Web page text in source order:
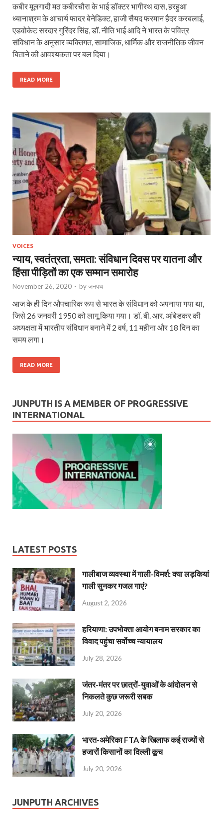
कबीर मूलगादी मठ कबीरचौरा के भाई डॉक्टर भागीरथ दास, हरहुआ
ध्यानाश्रम के आचार्य फादर बेनेडिक्ट, हाजी सैयद फरमान हैदर करबलाई,
एडवोकेट सरदार गुरिंदर सिंह, डॉ. नीति भाई आदि ने भारत के पवित्र
संविधान के अनुसार व्यक्तिगत, सामाजिक, धार्मिक और राजनीतिक जीवन
बिताने की आवश्यकता पर बल दिया।
READ MORE
VOICES
न्याय, स्वतंत्रता, समता: संविधान दिवस पर यातना और
हिंसा पीड़ितों का एक सम्मान समारोह
November 26, 2020 - byजनपथ
आज के ही दिन औपचारिक रूप से भारत के संविधान को अपनाया गया था,
जिसे 26 जनवरी 1950 को लागू किया गया। डॉ. बी. आर. आंबेडकर की
अध्यक्षता में भारतीय संविधान बनाने में 2 वर्ष, 11 महीना और 18 दिन का
समय लगा।
READ MORE
JUNPUTH IS A MEMBER OF PROGRESSIVE
INTERNATIONAL
LATEST POSTS
गालीबाज व्‍यवस्‍था में गाली-विमर्श: क्या लड़कियां
गाली सुनकर गजल गाएं?
August 2, 2026
हरियाणा: उपभोक्ता आयोग बनाम सरकार का
विवाद पहुंचा सर्वोच्च न्यायालय
July 28, 2026
जंतर-मंतर पर छात्रों-युवाओं के आंदोलन से
निकलते कुछ जरूरी सबक
July 20, 2026
भारत-अमेरिका FTA के खिलाफ कई राज्यों से
हजारों किसानों का दिल्ली कूच
July 20, 2026
JUNPUTH ARCHIVES